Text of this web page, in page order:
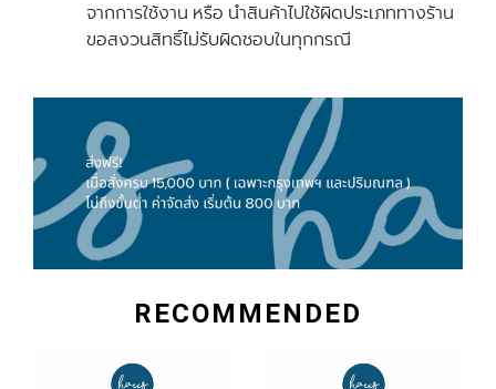
จากการใช้งาน หรือ นําสินค้าไปใช้ผิดประเภททางร้าน
ขอสงวนสิทธิ์ไม่รับผิดชอบในทุกกรณี
RECOMMENDED